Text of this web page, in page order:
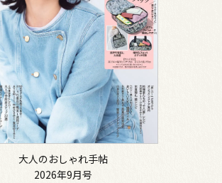
大人のおしゃれ手帖
2026年9月号